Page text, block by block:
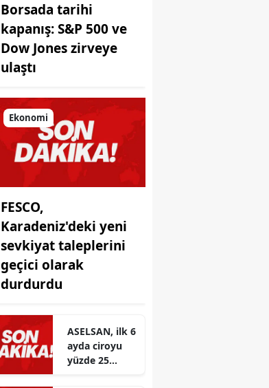
Borsada tarihi
kapanış: S&P 500 ve
Dow Jones zirveye
ulaştı
Ekonomi
FESCO,
Karadeniz'deki yeni
sevkiyat taleplerini
geçici olarak
durdurdu
ASELSAN, ilk 6
ayda ciroyu
yüzde 25